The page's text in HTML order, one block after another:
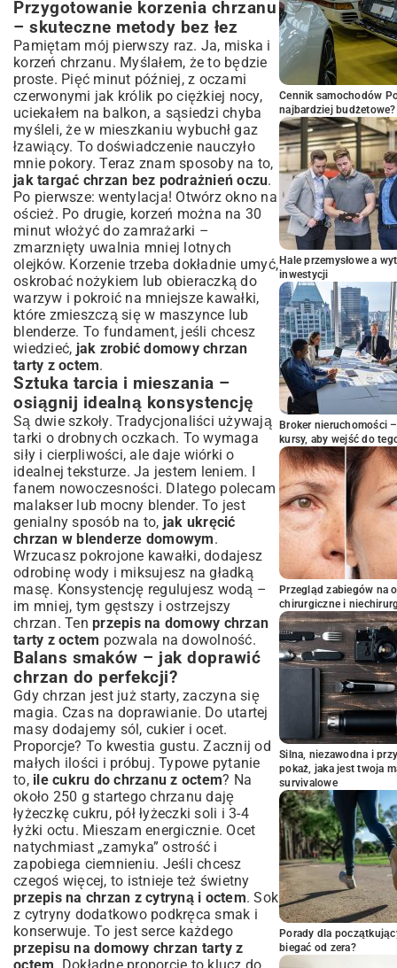
Przygotowanie korzenia chrzanu
– skuteczne metody bez łez
Pamiętam mój pierwszy raz. Ja, miska i
korzeń chrzanu. Myślałem, że to będzie
proste. Pięć minut później, z oczami
czerwonymi jak królik po ciężkiej nocy,
uciekałem na balkon, a sąsiedzi chyba
myśleli, że w mieszkaniu wybuchł gaz
łzawiący. To doświadczenie nauczyło
mnie pokory. Teraz znam sposoby na to,
jak targać chrzan bez podrażnień oczu.
Po pierwsze: wentylacja! Otwórz okno na
oścież. Po drugie, korzeń można na 30
minut włożyć do zamrażarki –
zmarznięty uwalnia mniej lotnych
olejków. Korzenie trzeba dokładnie umyć,
oskrobać nożykiem lub obieraczką do
warzyw i pokroić na mniejsze kawałki,
które zmieszczą się w maszynce lub
blenderze. To fundament, jeśli chcesz
wiedzieć, jak zrobić domowy chrzan
tarty z octem.
Sztuka tarcia i mieszania –
osiągnij idealną konsystencję
Są dwie szkoły. Tradycjonaliści używają
tarki o drobnych oczkach. To wymaga
siły i cierpliwości, ale daje wiórki o
idealnej teksturze. Ja jestem leniem. I
fanem nowoczesności. Dlatego polecam
malakser lub mocny blender. To jest
genialny sposób na to, jak ukręcić
chrzan w blenderze domowym.
Wrzucasz pokrojone kawałki, dodajesz
odrobinę wody i miksujesz na gładką
masę. Konsystencję regulujesz wodą –
im mniej, tym gęstszy i ostrzejszy
chrzan. Ten przepis na domowy chrzan
tarty z octem pozwala na dowolność.
Balans smaków – jak doprawić
chrzan do perfekcji?
Gdy chrzan jest już starty, zaczyna się
magia. Czas na doprawianie. Do utartej
masy dodajemy sól, cukier i ocet.
Proporcje? To kwestia gustu. Zacznij od
małych ilości i próbuj. Typowe pytanie
to, ile cukru do chrzanu z octem? Na
około 250 g startego chrzanu daję
łyżeczkę cukru, pół łyżeczki soli i 3-4
łyżki octu. Mieszam energicznie. Ocet
natychmiast „zamyka” ostrość i
zapobiega ciemnieniu. Jeśli chcesz
czegoś więcej, to istnieje też świetny
przepis na chrzan z cytryną i octem. Sok
z cytryny dodatkowo podkręca smak i
konserwuje. To jest serce każdego
przepisu na domowy chrzan tarty z
Cennik samochodów
najbardziej budżetowe?
Hale przemysłowe a
inwestycji
Broker nieruchomości
kursy, aby wejść do
Przegląd zabiegów na
chirurgiczne i
Silna, niezawodna i
pokaż, jaka jest twoja
survivalowe
Porady dla
biegać od zera?